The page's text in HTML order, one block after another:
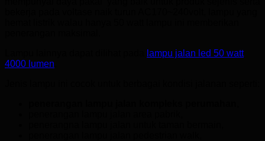
lampu jalan led 50 watt
4000 lumen